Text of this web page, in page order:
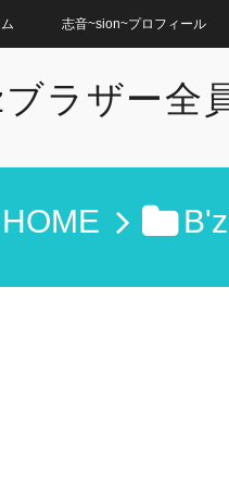
志音~sion~プロフィール
ラザー全
HOME